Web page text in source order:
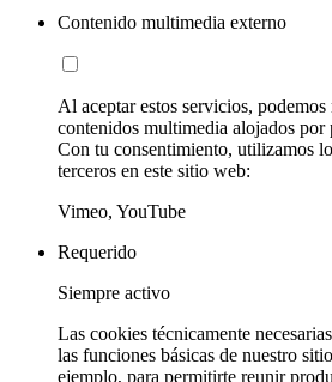
Contenido multimedia externo
Al aceptar estos servicios,
contenidos multimedia alojados por
Con tu consentimiento, utilizamos
terceros en este sitio web:
Vimeo, YouTube
Requerido
Siempre activo
Las cookies técnicamente
las funciones básicas de nuestro
ejemplo, para permitirte reunir